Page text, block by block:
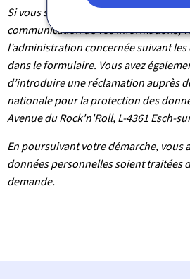
Si vous souhaitez exercer ces droits
communication de vos informations,
l’administration concernée suivant
dans le formulaire. Vous avez
d’introduire une réclamation auprès
nationale pour la protection des
Avenue du Rock'n'Roll, L-4361 Esch-
En poursuivant votre démarche, vous
données personnelles soient traitées
demande.